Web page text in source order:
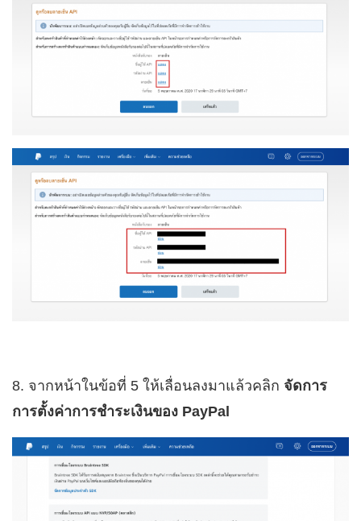
8. จากหน้าในข้อที่ 5 ให้เลื่อนลงมาแล้วคลิก จัดการ
การตั้งค่าการชำระเงินของ PayPal